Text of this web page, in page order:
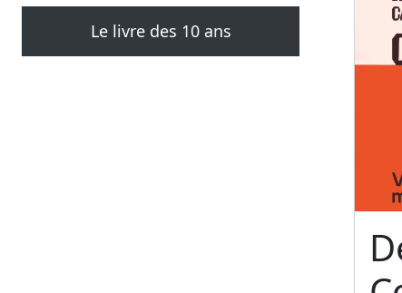
Le livre des 10 ans